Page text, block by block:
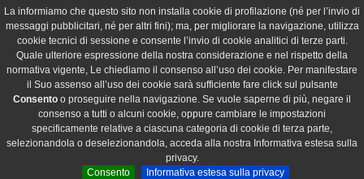
La informiamo che questo sito non installa cookie di profilazione (né per l’invio di
messaggi pubblicitari, né per altri fini); ma, per migliorare la navigazione, utilizza
cookie tecnici di sessione e consente l’invio di cookie analitici di terze parti.
Quale ulteriore espressione della nostra considerazione e nel rispetto della
normativa vigente, Le chiediamo il consenso all’uso dei cookie. Per manifestare
il Suo assenso all’uso dei cookie sarà sufficiente fare click sul pulsante
Consento o proseguire nella navigazione. Se vuole saperne di più, negare il
consenso a tutti o alcuni cookie, oppure cambiare le impostazioni
specificamente relative a ciascuna categoria di cookie di terza parte,
selezionandola o deselezionandola, acceda alla nostra Informativa estesa sulla
privacy.
Consento
Informativa estesa sulla privacy